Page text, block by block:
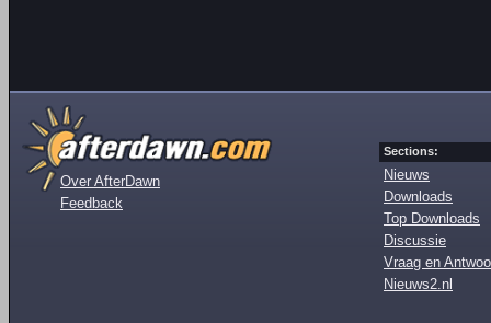
Over AfterDawn
Feedback
Sections:
Nieuws
Downloads
Top Downloads
Discussie
Vraag en
Nieuws2.nl